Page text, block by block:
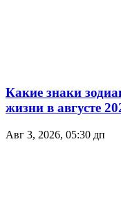
Какие знаки
жизни в августе
Авг 3, 2026, 05:30 дп